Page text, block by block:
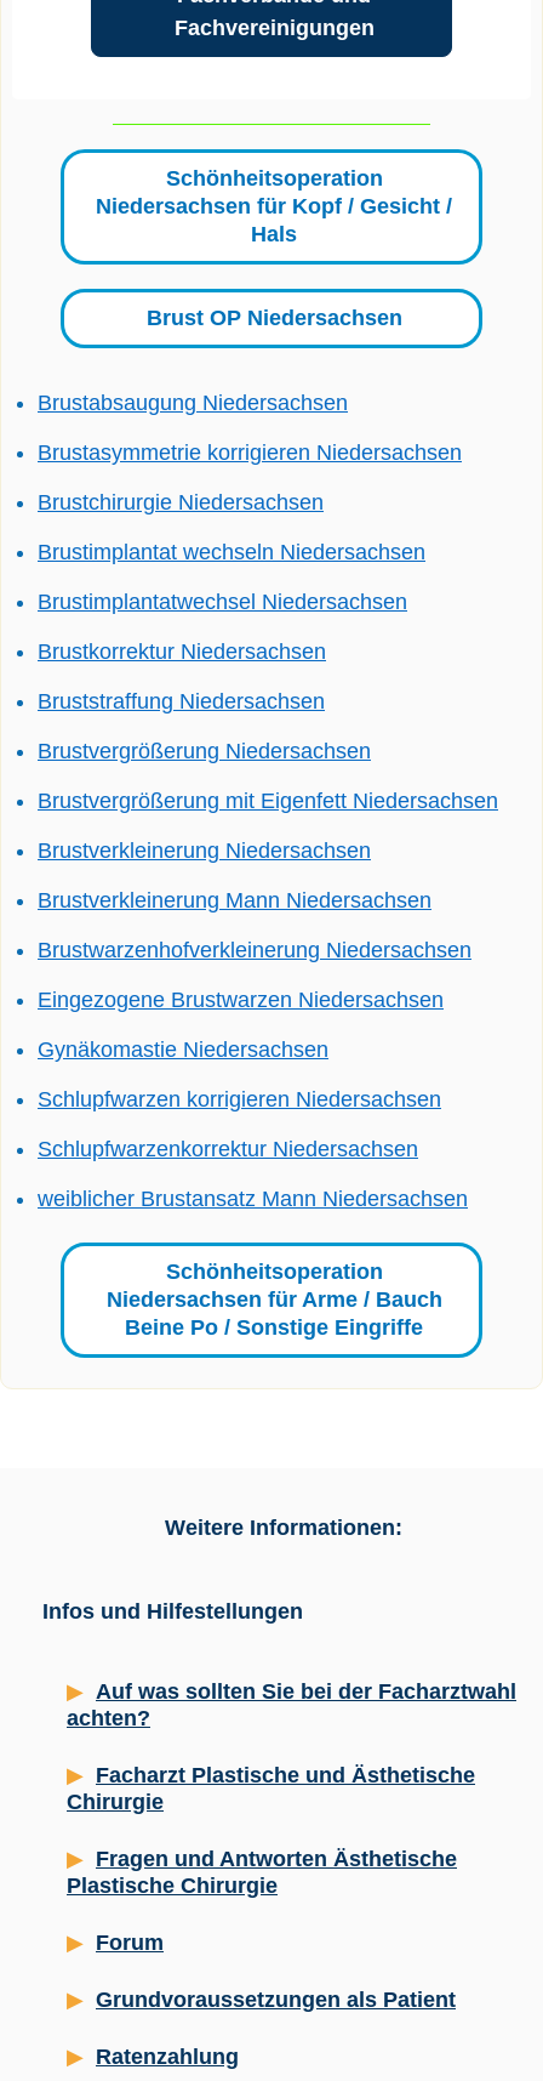
Fachvereinigungen
Schönheitsoperation
Niedersachsen für Kopf / Gesicht /
Hals
Brust OP Niedersachsen
Brustabsaugung Niedersachsen
Brustasymmetrie korrigieren Niedersachsen
Brustchirurgie Niedersachsen
Brustimplantat wechseln Niedersachsen
Brustimplantatwechsel Niedersachsen
Brustkorrektur Niedersachsen
Bruststraffung Niedersachsen
Brustvergrößerung Niedersachsen
Brustvergrößerung mit Eigenfett Niedersachsen
Brustverkleinerung Niedersachsen
Brustverkleinerung Mann Niedersachsen
Brustwarzenhofverkleinerung Niedersachsen
Eingezogene Brustwarzen Niedersachsen
Gynäkomastie Niedersachsen
Schlupfwarzen korrigieren Niedersachsen
Schlupfwarzenkorrektur Niedersachsen
weiblicher Brustansatz Mann Niedersachsen
Schönheitsoperation
Niedersachsen für Arme / Bauch
Beine Po / Sonstige Eingriffe
Weitere Informationen:
Infos und Hilfestellungen
Auf was sollten Sie bei der Facharztwahl
achten?
Facharzt Plastische und Ästhetische
Chirurgie
Fragen und Antworten Ästhetische
Plastische Chirurgie
Forum
Grundvoraussetzungen als Patient
Ratenzahlung